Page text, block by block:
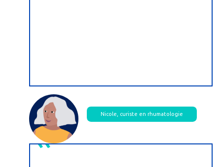
Nicole, curiste en rhumatologie